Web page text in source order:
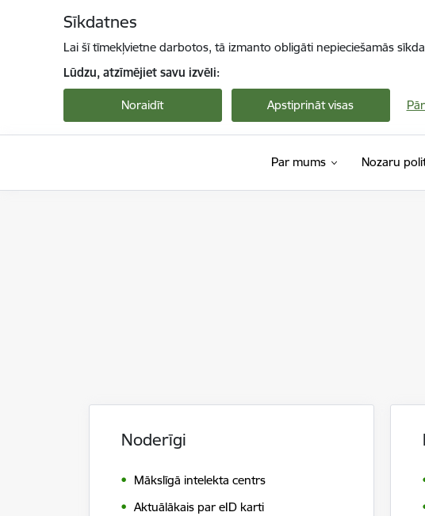
Sīkdatnes
Lai šī tīmekļvietne darbotos, tā izmanto obligāti nepieciešamās
Lūdzu, atzīmējiet savu izvēli:
Noraidīt Apstiprināt visas
Par mums Nozaru
Noderīgi
Mākslīgā intelekta centrs
Aktuālākais par eID karti